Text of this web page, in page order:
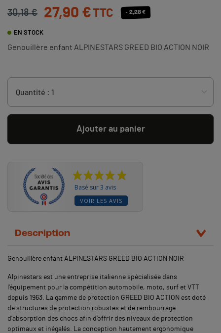
30,18 € 27,90 €TTC - 2,28 €
EN STOCK
Genouillère enfant ALPINESTARS GREED BIO ACTION NOIR
Ajouter au panier
Basé sur 3 avis
VOIR LES AVIS
Description
Genouillère enfant ALPINESTARS GREED BIO ACTION NOIR
Alpinestars est une entreprise italienne spécialisée dans
l'équipement pour la compétition automobile, moto, surf et VTT
depuis 1963. La gamme de protection GREED BIO ACTION est doté
de structures de protection robustes et de rembourrage
d'absorption des chocs afin d’offrir des niveaux de protection
optimaux et inégalés. La conception hautement ergonomique